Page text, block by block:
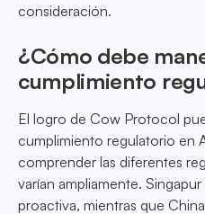
consideración.
¿Cómo debe
cumplimiento
El logro de Cow Protocol
cumplimiento regulatorio en
comprender las diferentes
varían ampliamente.
proactiva, mientras que